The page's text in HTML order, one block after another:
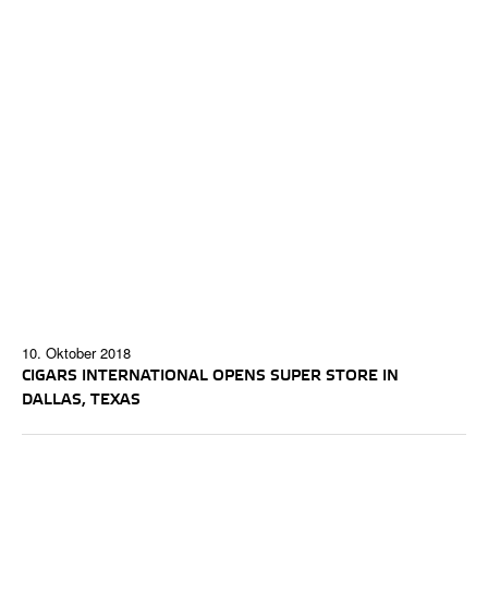
10. Oktober 2018
CIGARS INTERNATIONAL OPENS SUPER STORE IN
DALLAS, TEXAS